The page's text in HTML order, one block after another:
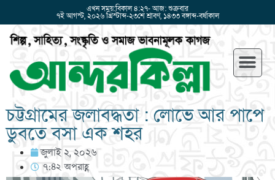
এখন সময়:বিকাল ৪:২৭- আজ: শুক্রবার
৭ই আগস্ট, ২০২৬ খ্রিস্টাব্দ-২৩শে শ্রাবণ, ১৪৩৩ বঙ্গাব্দ-বর্ষাকাল
চট্টগ্রামের জলাবদ্ধতা : লোভে আর পাপে
ডুবতে বসা এক শহর
জুলাই ২, ২০২৬
৭:৪২ অপরাহ্ণ